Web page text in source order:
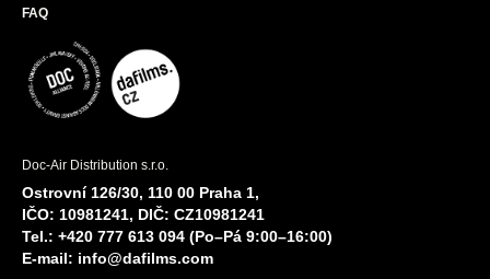
FAQ
Doc-Air Distribution s.r.o.
Ostrovní 126/30, 110 00 Praha 1,
IČO: 10981241, DIČ: CZ10981241
Tel.: +420 777 613 094 (Po–Pá 9:00–16:00)
E-mail: info@dafilms.com